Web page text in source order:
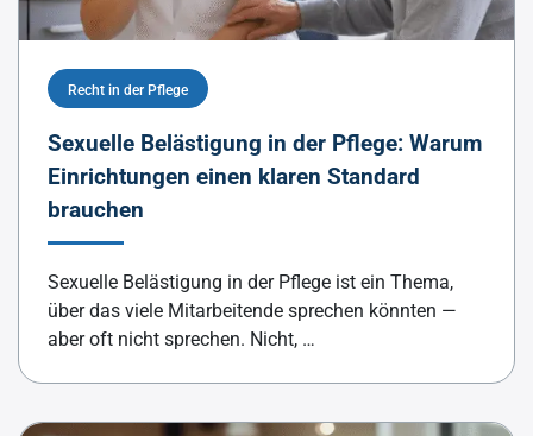
Recht in der Pflege
Sexuelle Belästigung in der Pflege: Warum
Einrichtungen einen klaren Standard
brauchen
Sexuelle Belästigung in der Pflege ist ein Thema,
über das viele Mitarbeitende sprechen könnten —
aber oft nicht sprechen. Nicht, …